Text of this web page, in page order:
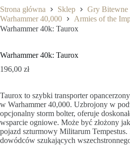
Strona główna Sklep
Gry Bitewne
Warhammer 40,000
Armies of the
Warhammer 40k: Taurox
Warhammer 40k: Taurox
196,00 zł
Taurox to szybki transporter
w Warhammer 40,000. Uzbrojony w
opcjonalny storm bolter, oferuje
wsparcie ogniowe. Może być złożony
pojazd szturmowy Militarum
dowódców szukających